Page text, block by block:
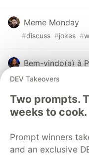
Meme Monday
#discuss #jokes #
Bem-vindo(a) à
organização aqui
DEV Takeovers
Two prompts.
weeks to cook.
Prompt winners
and an exclusive